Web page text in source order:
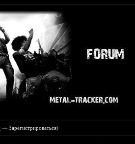
—Зарегистрироваться)